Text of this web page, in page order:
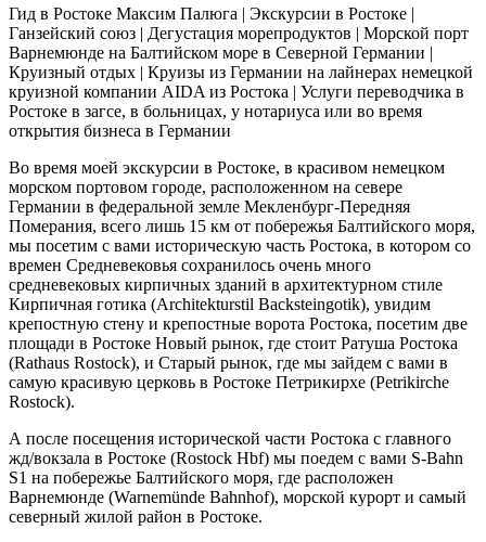
Гид в Ростоке Максим Палюга | Экскурсии в Ростоке |
Ганзейский союз | Дегустация морепродуктов | Морской порт
Варнемюнде на Балтийском море в Северной Германии |
Круизный отдых | Круизы из Германии на лайнерах немецкой
круизной компании AIDA из Ростока | Услуги переводчика в
Ростоке в загсе, в больницах, у нотариуса или во время
открытия бизнеса в Германии
Во время моей экскурсии в Ростоке, в красивом немецком
морском портовом городе, расположенном на севере
Германии в федеральной земле Мекленбург-Передняя
Померания, всего лишь 15 км от побережья Балтийского моря,
мы посетим с вами историческую часть Ростока, в котором со
времен Средневековья сохранилось очень много
средневековых кирпичных зданий в архитектурном стиле
Кирпичная готика (Architekturstil Backsteingotik), увидим
крепостную стену и крепостные ворота Ростока, посетим две
площади в Ростоке Новый рынок, где стоит Ратуша Ростока
(Rathaus Rostock), и Старый рынок, где мы зайдем с вами в
самую красивую церковь в Ростоке Петрикирхе (Petrikirche
Rostock).
А после посещения исторической части Ростока с главного
жд/вокзала в Ростоке (Rostock Hbf) мы поедем с вами S-Bahn
S1 на побережье Балтийского моря, где расположен
Варнемюнде (Warnemünde Bahnhof), морской курорт и самый
северный жилой район в Ростоке.